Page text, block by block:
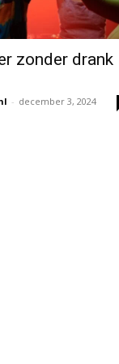
zonder drank
- december 3, 2024